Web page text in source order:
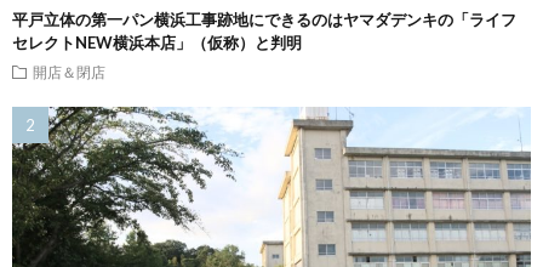
平戸立体の第一パン横浜工事跡地にできるのはヤマダデンキの「ライフ
セレクトNEW横浜本店」（仮称）と判明
開店＆閉店